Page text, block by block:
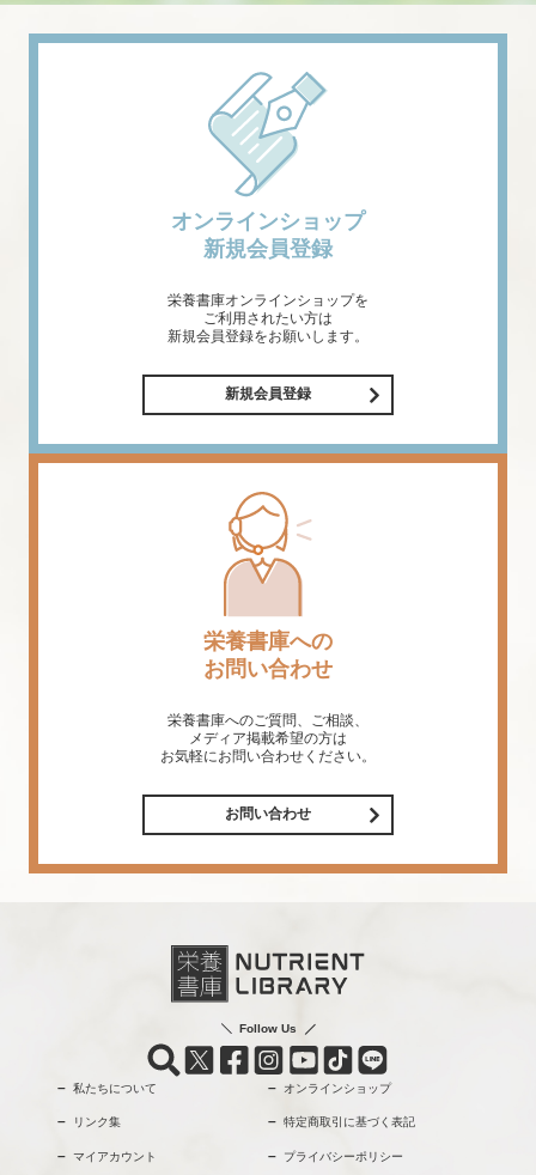
オンラインショップ
新規会員登録
栄養書庫オンラインショップを
ご利用されたい方は
新規会員登録をお願いします。
新規会員登録
栄養書庫への
お問い合わせ
栄養書庫へのご質問、ご相談、
メディア掲載希望の方は
お気軽にお問い合わせください。
お問い合わせ
Follow Us
私たちについて オンラインショップ
リンク集 特定商取引に基づく表記
マイアカウント プライバシーポリシー